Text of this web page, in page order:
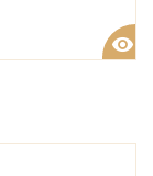
visibility